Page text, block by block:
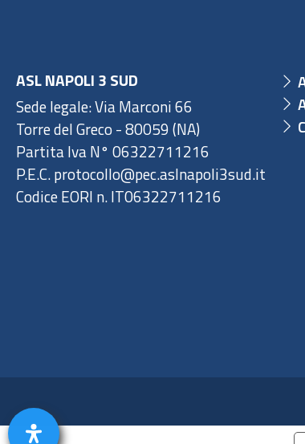
ASL NAPOLI 3 SUD
Sede legale: Via Marconi 66
Torre del Greco - 80059 (NA)
Partita Iva N° 06322711216
P.E.C. protocollo@pec.aslnapoli3sud.it
Codice EORI n. IT06322711216